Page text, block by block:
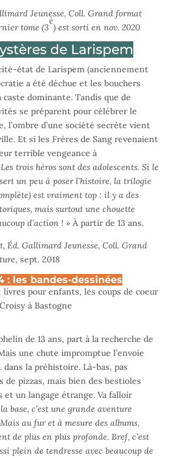
Jeunesse, Coll. Grand format
tome (3
è
) est sorti en nov. 2020
de Larispem
état de Larispem (anciennement
a été déchue et les bouchers
dominante. Tandis que de
se préparent pour célébrer le
l’ombre d’une société secrète vient
Et si les Frères de Sang revenaient
terrible vengeance à
trois héros sont des adolescents. Si le
un peu à poser l’histoire, la trilogie
est vraiment top : il y a des
mais surtout une chouette
d’action ! » À partir de 13 ans.
Éd. Gallimard Jeunesse, Coll. Grand
, sept. 2018
: les bandes-dessinées
de 13 ans, part à la recherche de
une chute impromptue l’envoie
la préhistoire. Là-bas, pas
de pizzas, mais bien des bestioles
et un langage étrange. Va falloir
base, c’est une grande aventure
au fur et à mesure des albums,
de plus en plus profonde. Bref, c’est
plein de tendresse avec beaucoup de